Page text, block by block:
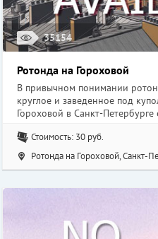
35154
Ротонда на Гороховой
В привычном понимании
круглое и заведенное под
Гороховой в Санкт-Петербурге
Стоимость: 30 руб.
Ротонда на Гороховой, Санкт-